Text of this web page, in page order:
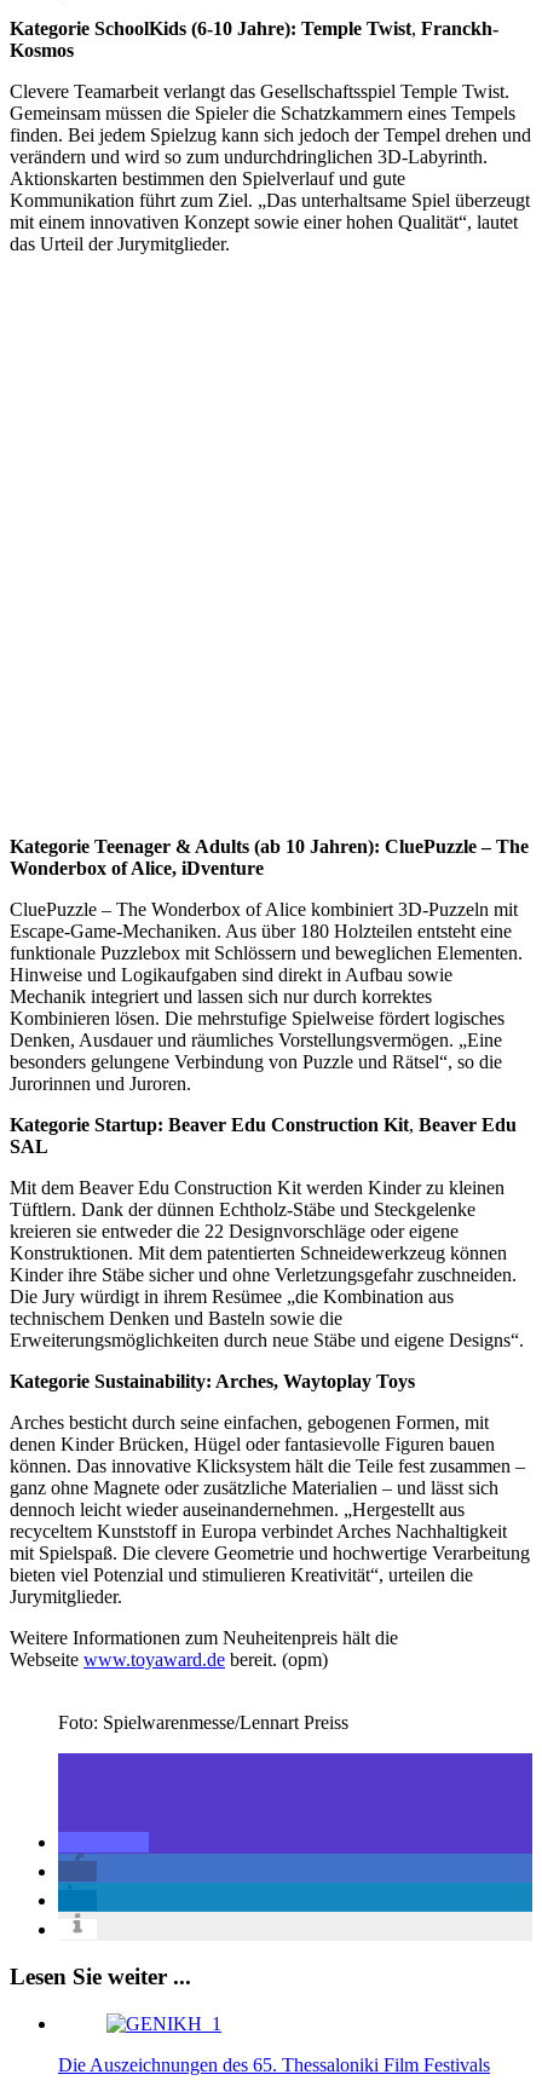
Kategorie SchoolKids (6-10 Jahre): Temple Twist, Franckh-
Kosmos
Clevere Teamarbeit verlangt das Gesellschaftsspiel Temple Twist.
Gemeinsam müssen die Spieler die Schatzkammern eines Tempels
finden. Bei jedem Spielzug kann sich jedoch der Tempel drehen und
verändern und wird so zum undurchdringlichen 3D-Labyrinth.
Aktionskarten bestimmen den Spielverlauf und gute
Kommunikation führt zum Ziel. „Das unterhaltsame Spiel überzeugt
mit einem innovativen Konzept sowie einer hohen Qualität“, lautet
das Urteil der Jurymitglieder.
Kategorie Teenager & Adults (ab 10 Jahren): CluePuzzle – The
Wonderbox of Alice, iDventure
CluePuzzle – The Wonderbox of Alice kombiniert 3D-Puzzeln mit
Escape-Game-Mechaniken. Aus über 180 Holzteilen entsteht eine
funktionale Puzzlebox mit Schlössern und beweglichen Elementen.
Hinweise und Logikaufgaben sind direkt in Aufbau sowie
Mechanik integriert und lassen sich nur durch korrektes
Kombinieren lösen. Die mehrstufige Spielweise fördert logisches
Denken, Ausdauer und räumliches Vorstellungsvermögen. „Eine
besonders gelungene Verbindung von Puzzle und Rätsel“, so die
Jurorinnen und Juroren.
Kategorie Startup: Beaver Edu Construction Kit, Beaver Edu
SAL
Mit dem Beaver Edu Construction Kit werden Kinder zu kleinen
Tüftlern. Dank der dünnen Echtholz-Stäbe und Steckgelenke
kreieren sie entweder die 22 Designvorschläge oder eigene
Konstruktionen. Mit dem patentierten Schneidewerkzeug können
Kinder ihre Stäbe sicher und ohne Verletzungsgefahr zuschneiden.
Die Jury würdigt in ihrem Resümee „die Kombination aus
technischem Denken und Basteln sowie die
Erweiterungsmöglichkeiten durch neue Stäbe und eigene Designs“.
Kategorie Sustainability: Arches, Waytoplay Toys
Arches besticht durch seine einfachen, gebogenen Formen, mit
denen Kinder Brücken, Hügel oder fantasievolle Figuren bauen
können. Das innovative Klicksystem hält die Teile fest zusammen –
ganz ohne Magnete oder zusätzliche Materialien – und lässt sich
dennoch leicht wieder auseinandernehmen. „Hergestellt aus
recyceltem Kunststoff in Europa verbindet Arches Nachhaltigkeit
mit Spielspaß. Die clevere Geometrie und hochwertige Verarbeitung
bieten viel Potenzial und stimulieren Kreativität“, urteilen die
Jurymitglieder.
Weitere Informationen zum Neuheitenpreis hält die
Webseite www.toyaward.de bereit. (opm)
Foto: Spielwarenmesse/Lennart Preiss
Lesen Sie weiter ...
Die Auszeichnungen des 65. Thessaloniki Film Festivals